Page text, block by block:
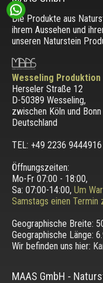
Die Produkte aus
ihrem Aussehen und
unseren Naturstein
Wesseling Produktion
Herseler Straße 12
D-50389 Wesseling,
zwischen Köln und Bonn
Deutschland
TEL: +49 2236 9444916
Öffnungszeiten:
Mo-Fr 07:00 - 18:00,
Sa: 07:00-14:00, Um
Samstags einen Termin
Geographische Breite:
Geographische Länge:
Wir befinden uns hier:
MAAS GmbH -